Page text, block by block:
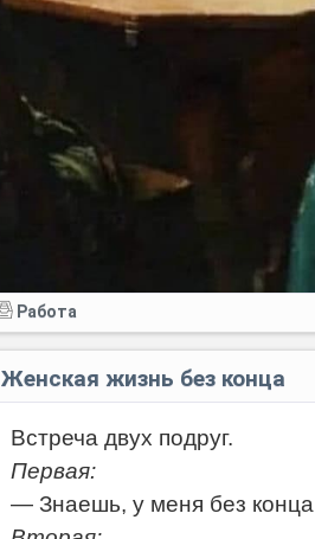
Работа
Женская жизнь без конца
Встреча двух подруг.
Первая:
— Знаешь, у меня без конца